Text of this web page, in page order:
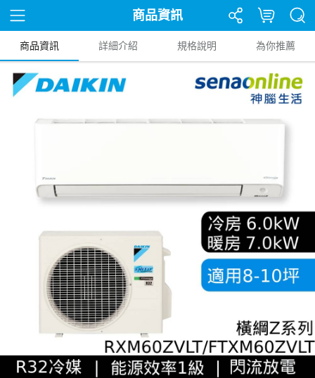
商品資訊
商品資訊 詳細介紹 規格說明 為你推薦